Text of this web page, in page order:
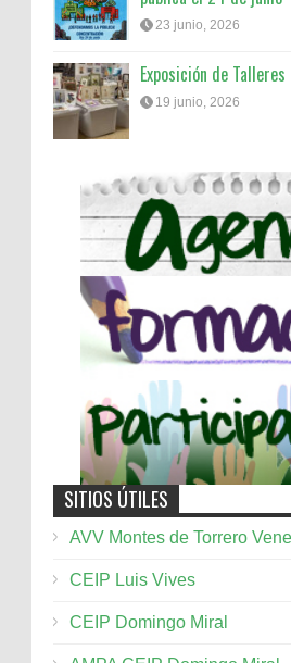
23 junio, 2026
Exposición de
19 junio, 2026
SITIOS ÚTILES
AVV Montes de Torrero
CEIP Luis Vives
CEIP Domingo Miral